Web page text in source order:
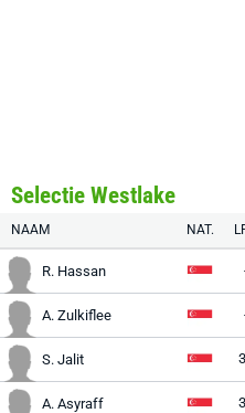
Selectie Westlake
NAAM NAT.
R. Hassan
A. Zulkiflee
S. Jalit
A. Asyraff